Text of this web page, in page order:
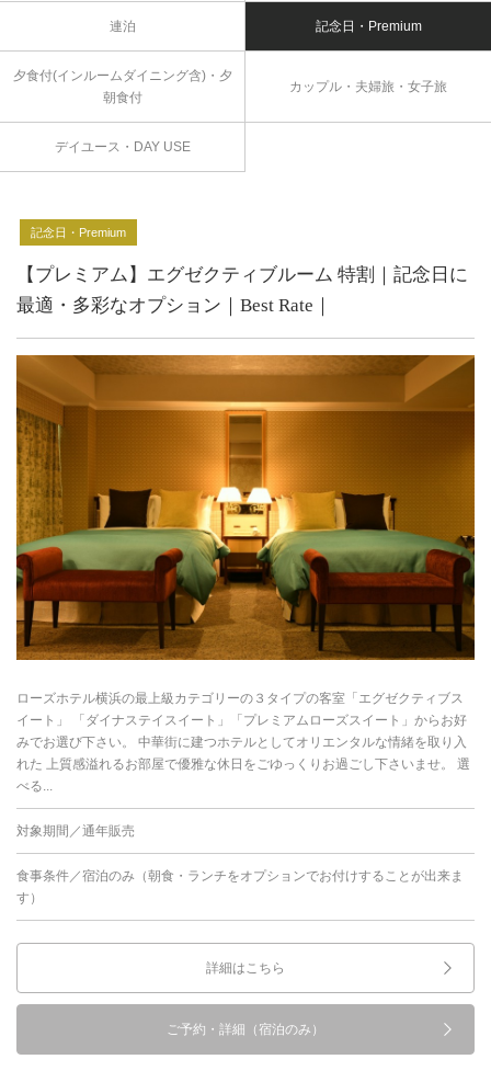
連泊 記念日・Premium
夕食付(インルームダイニング含)・夕
朝食付
カップル・夫婦旅・女子旅
デイユース・DAY USE
記念日・Premium
【プレミアム】エグゼクティブルーム 特割｜記念日に
最適・多彩なオプション｜Best Rate｜
ローズホテル横浜の最上級カテゴリーの３タイプの客室「エグゼクティブス
イート」 「ダイナステイスイート」「プレミアムローズスイート」からお好
みでお選び下さい。 中華街に建つホテルとしてオリエンタルな情緒を取り入
れた 上質感溢れるお部屋で優雅な休日をごゆっくりお過ごし下さいませ。 選
べる...
対象期間／通年販売
食事条件／宿泊のみ（朝食・ランチをオプションでお付けすることが出来ま
す）
詳細はこちら
ご予約・詳細（宿泊のみ）